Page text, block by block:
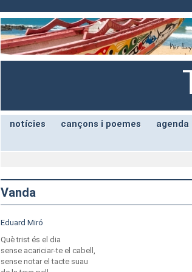
notícies cançons i poemes agenda
Vanda
Eduard Miró
Què trist és el dia
sense acariciar-te el cabell,
sense notar el tacte suau